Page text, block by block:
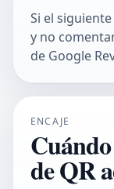
Si el
y no
de Google
ENCAJE
de QR